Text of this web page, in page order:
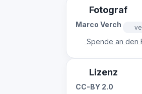
Fotograf
Marco Verch
Spende an den
Lizenz
CC-BY 2.0